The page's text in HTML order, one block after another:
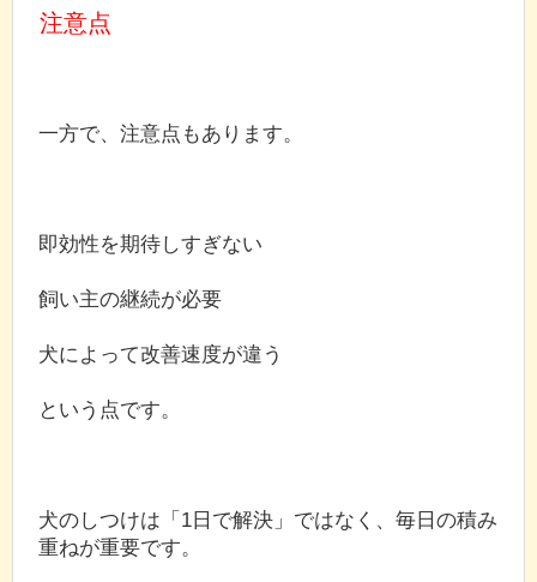
注意点
一方で、注意点もあります。
即効性を期待しすぎない
飼い主の継続が必要
犬によって改善速度が違う
という点です。
犬のしつけは「1日で解決」ではなく、毎日の積み
重ねが重要です。